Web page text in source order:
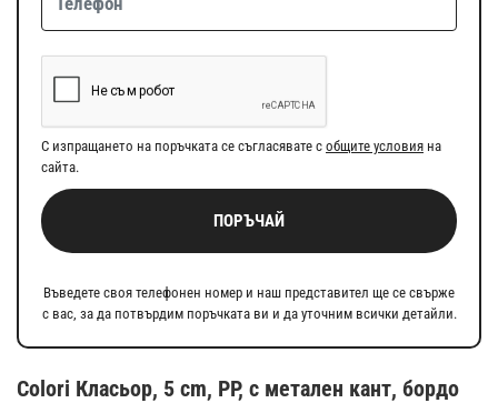
Colori Класьор, 5 cm, PP, с метален кант, бордо
С изпращането на поръчката се съгласявате с общите условия на
сайта.
ПОРЪЧАЙ
Въведете своя телефонен номер и наш представител ще се свърже
с вас, за да потвърдим поръчката ви и да уточним всички детайли.